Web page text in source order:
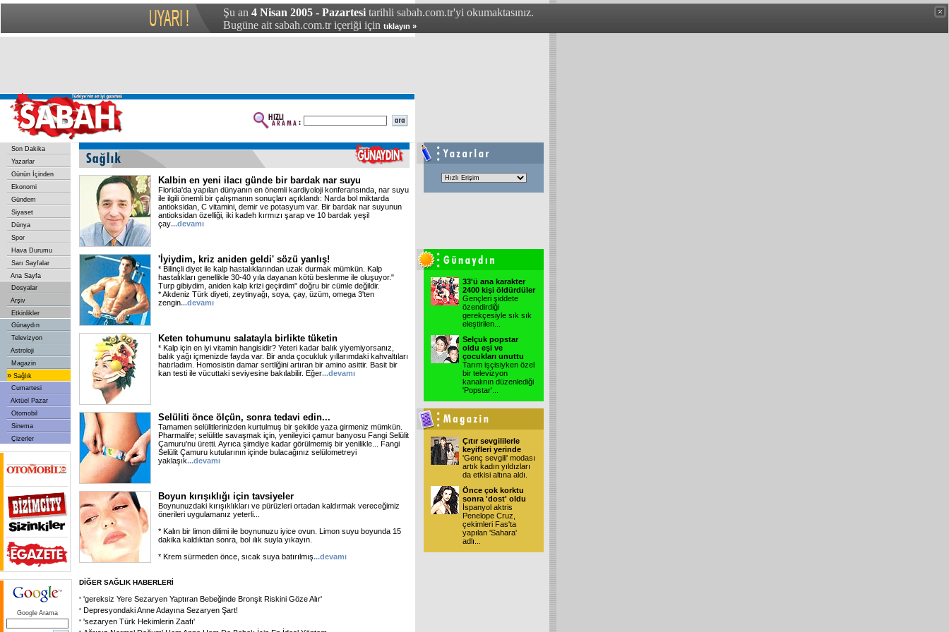
Şu an 4 Nisan 2005 - Pazartesi tarihli sabah.com.tr'yi okumaktasınız.
Bugüne ait sabah.com.tr içeriği için tıklayın »
Son Dakika
Yazarlar
Günün İçinden
Ekonomi
Gündem
Siyaset
Dünya
Spor
Hava Durumu
Sarı Sayfalar
Ana Sayfa
Dosyalar
Arşiv
Etkinlikler
Günaydın
Televizyon
Astroloji
Magazin
» Sağlık
Cumartesi
Aktüel Pazar
Otomobil
Sinema
Çizerler
Google Arama
Kalbin en yeni ilacı günde bir bardak nar suyu
Florida'da yapılan dünyanın en önemli kardiyoloji konferansında, nar suyu
ile ilgili önemli bir çalışmanın sonuçları açıklandı: Narda bol miktarda
antioksidan, C vitamini, demir ve potasyum var. Bir bardak nar suyunun
antioksidan özelliği, iki kadeh kırmızı şarap ve 10 bardak yeşil
çay...devamı
'İyiydim, kriz aniden geldi' sözü yanlış!
* Bilinçli diyet ile kalp hastalıklarından uzak durmak mümkün. Kalp
hastalıkları genellikle 30-40 yıla dayanan kötü beslenme ile oluşuyor."
Turp gibiydim, aniden kalp krizi geçirdim" doğru bir cümle değildir.
* Akdeniz Türk diyeti, zeytinyağı, soya, çay, üzüm, omega 3'ten
zengin...devamı
Keten tohumunu salatayla birlikte tüketin
* Kalp için en iyi vitamin hangisidir? Yeteri kadar balık yiyemiyorsanız,
balık yağı içmenizde fayda var. Bir anda çocukluk yıllarımdaki kahvaltıları
hatırladım. Homosistin damar sertliğini artıran bir amino asittir. Basit bir
kan testi ile vücuttaki seviyesine bakılabilir. Eğer...devamı
Selüliti önce ölçün, sonra tedavi edin...
Tamamen selülitlerinizden kurtulmuş bir şekilde yaza girmeniz mümkün.
Pharmalife; selülitle savaşmak için, yenileyici çamur banyosu Fangi Selülit
Çamuru'nu üretti. Ayrıca şimdiye kadar görülmemiş bir yenilikle... Fangi
Selülit Çamuru kutularının içinde bulacağınız selülometreyi
yaklaşık...devamı
Boyun kırışıklığı için tavsiyeler
Boynunuzdaki kırışıklıkları ve pürüzleri ortadan kaldırmak vereceğimiz
önerileri uygulamanız yeterli...
* Kalın bir limon dilimi ile boynunuzu iyice ovun. Limon suyu boyunda 15
dakika kaldıktan sonra, bol ılık suyla yıkayın.
* Krem sürmeden önce, sıcak suya batırılmış...devamı
DİĞER SAĞLIK HABERLERİ
'gereksiz Yere Sezaryen Yaptıran Bebeğinde Bronşit Riskini Göze Alır'
Depresyondaki Anne Adayına Sezaryen Şart!
'sezaryen Türk Hekimlerin Zaafı'
33'ü ana karakter
2400 kişi öldürdüler
Gençleri şiddete
özendirdiği
gerekçesiyle sık sık
eleştirilen
Selçuk popstar
oldu eşi ve
çocukları unuttu
Tarım işçisiyken özel
bir televizyon
kanalının düzenlediği
'Popstar'
Çıtır sevgililerle
keyifleri yerinde
'Genç sevgili' modası
artık kadın yıldızları
da etkisi altına aldı.
Önce çok korktu
sonra 'dost' oldu
İspanyol aktris
Penelope Cruz,
çekimleri Fas'ta
yapılan 'Sahara'
adlı